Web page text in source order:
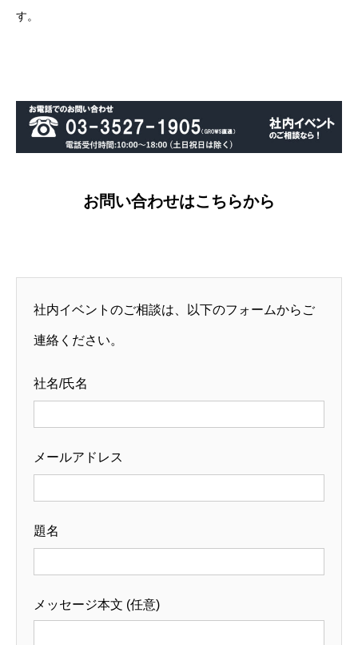
す。
お問い合わせはこちらから
社内イベントのご相談は、以下のフォームからご
連絡ください。
社名/氏名
メールアドレス
題名
メッセージ本文 (任意)